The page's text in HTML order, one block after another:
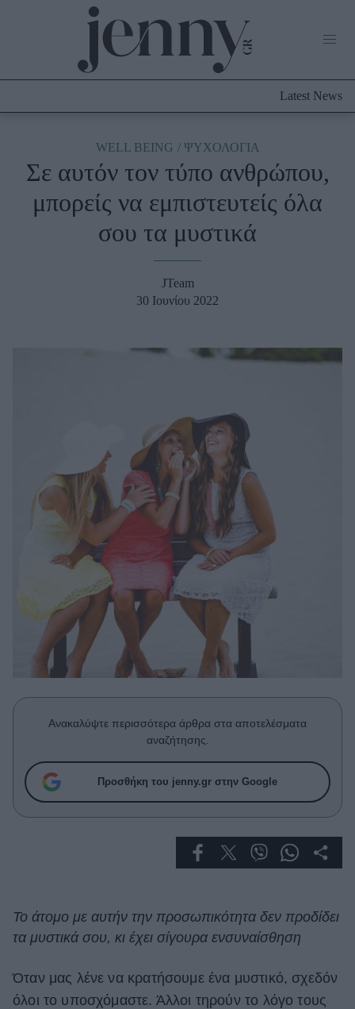
Culture
Fashion
Shopping
Υγεία + Διατροφή
Σχέσεις & Σεξ
Fitness
Woman Power
Parenting
Working Girl
Real Women
Πρόσωπα
Celebrities
True Stories
Ask the Guru
Success Stories
Living
Cooking
Green
Latest News
WELL BEING ΨΥΧΟΛΟΓΙΑ
Σε αυτόν τον τύπο ανθρώπου,
μπορείς να εμπιστευτείς όλα
σου τα μυστικά
JTeam
30 Ιουνίου 2022
Ανακαλύψτε περισσότερα άρθρα στα αποτελέσματα
αναζήτησης.
Προσθήκη του jenny.gr στην Google
Το άτομο με αυτήν την προσωπικότητα δεν προδίδει
τα μυστικά σου, κι έχει σίγουρα ενσυναίσθηση
Όταν μας λένε να κρατήσουμε ένα μυστικό, σχεδόν
όλοι το υποσχόμαστε. Άλλοι τηρούν το λόγο τους